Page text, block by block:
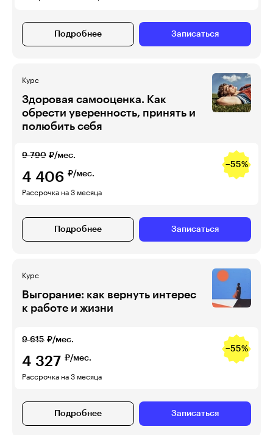
Подробнее Записаться
Курс
Здоровая самооценка. Как
обрести уверенность, принять и
полюбить себя
9 790 ₽/мес.
−55%
4 406 ₽/мес.
Рассрочка на 3 месяца
Подробнее Записаться
Курс
Выгорание: как вернуть интерес
к работе и жизни
9 615 ₽/мес.
−55%
4 327 ₽/мес.
Рассрочка на 3 месяца
Подробнее Записаться